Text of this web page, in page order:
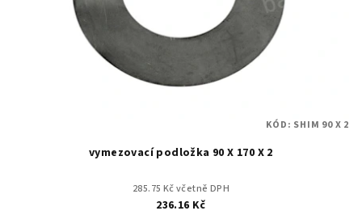
vymezovací podložka 90 X 170 X 2
285.75 Kč včetně DPH
236.16 Kč
KÓD: SHIM 90 X 2